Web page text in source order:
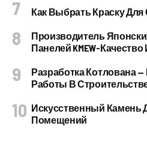
Как Выбрать Краску Для
Производитель
Панелей KMEW-
Разработка Котлована
Работы В
Искусственный Камень
Помещений